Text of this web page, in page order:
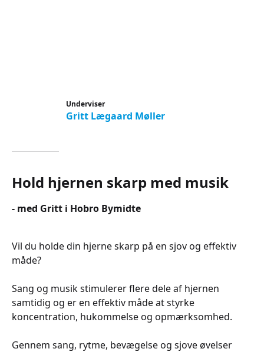
Underviser
Gritt Lægaard Møller
Hold hjernen skarp med musik
- med Gritt i Hobro Bymidte
Vil du holde din hjerne skarp på en sjov og effektiv
måde?
Sang og musik stimulerer flere dele af hjernen
samtidig og er en effektiv måde at styrke
koncentration, hukommelse og opmærksomhed.
Gennem sang, rytme, bevægelse og sjove øvelser